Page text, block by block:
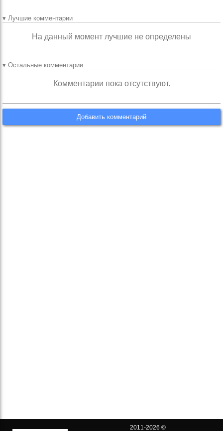
▾ Лучшие комментарии
На данный момент лучшие не определены
▾ Остальные комментарии
Комментарии пока отсутствуют.
Добавить комментарий
2011-2026 ©